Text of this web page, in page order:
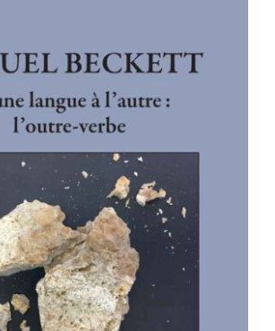
BECKETT – D’une langue à
l’autre : l’outre-verbe